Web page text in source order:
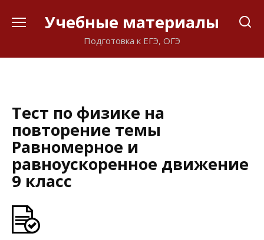
Учебные материалы
Подготовка к ЕГЭ, ОГЭ
Тест по физике на
повторение темы
Равномерное и
равноускоренное движение
9 класс